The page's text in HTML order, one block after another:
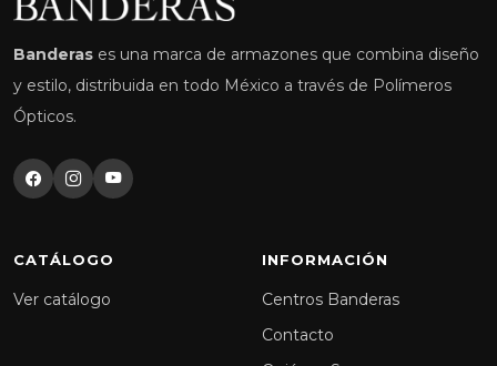
Banderas es una marca de armazones que combina diseño
y estilo, distribuida en todo México a través de Polímeros
Ópticos.
CATÁLOGO
Ver catálogo
INFORMACIÓN
Centros Banderas
Contacto